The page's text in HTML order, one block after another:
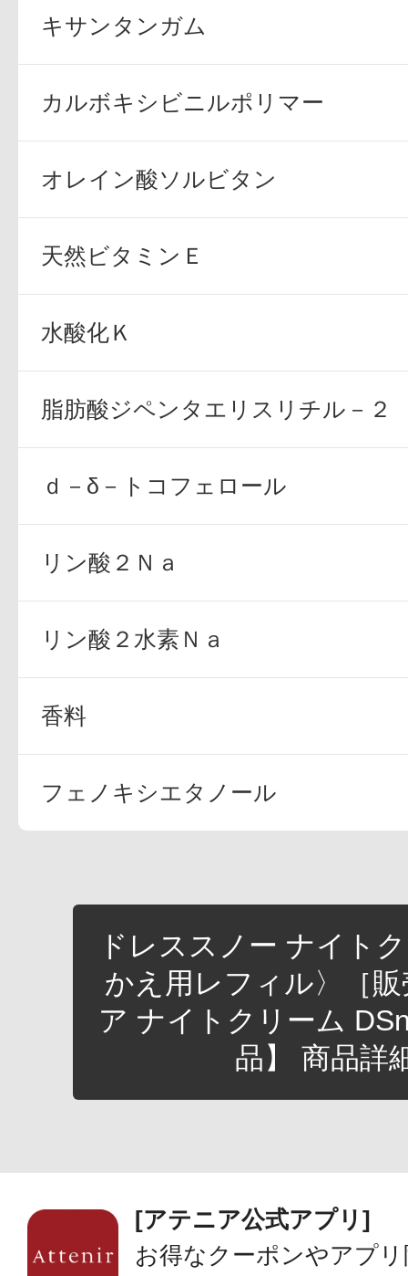
キサンタンガム
カルボキシビニルポリマー
オレイン酸ソルビタン
天然ビタミンＥ
水酸化Ｋ
脂肪酸ジペンタエリスリチル－２
ｄ－δ－トコフェロール
リン酸２Ｎａ
リン酸２水素Ｎａ
香料
フェノキシエタノール
ドレススノー ナイト
かえ用レフィル〉［
ア ナイトクリーム
品】 商品詳
[アテニア公式アプリ]
お得なクーポンやアプ